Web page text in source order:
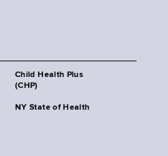
Child Health Plus
(CHP)
NY State of Health